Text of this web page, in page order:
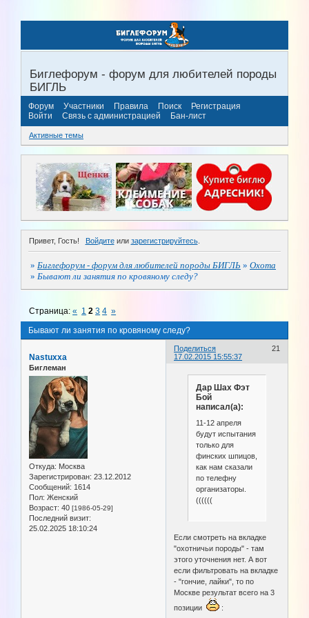
Биглефорум - форум для любителей породы
БИГЛЬ
Форум Участники Правила Поиск
Регистрация
Войти
Связь с администрацией Бан-лист
Активные темы
Привет, Гость! Войдитеили зарегистрируйтесь.
» Биглефорум - форум для любителей породы БИГЛЬ » Охота
» Бывают ли занятия по кровяному следу?
Бывают ли занятия по кровяному следу?
Страница:« 1 2 3 4 »
Поделиться
21
17.02.2015 15:55:37
Nastuxxa
Биглеман
Откуда: Москва
Зарегистрирован: 23.12.2012
Сообщений: 1614
Пол: Женский
Возраст: 40 [1986-05-29]
Последний визит:
25.02.2025 18:10:24
Дар Шах Фэт
Бой
написал(а):
11-12 апреля
будут испытания
только для
финских шпицов,
как нам сказали
по телефну
организаторы.
((((((
Если смотреть на вкладке
"охотничьи породы" - там
этого уточнения нет. А вот
если фильтровать на вкладке
- "гончие, лайки", то по
Москве результат всего на 3
позиции
: